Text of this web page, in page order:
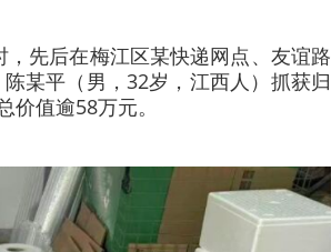
先后在梅江区某快递网点、友谊路
某平（男，32岁，江西人）抓获归
值逾58万元。